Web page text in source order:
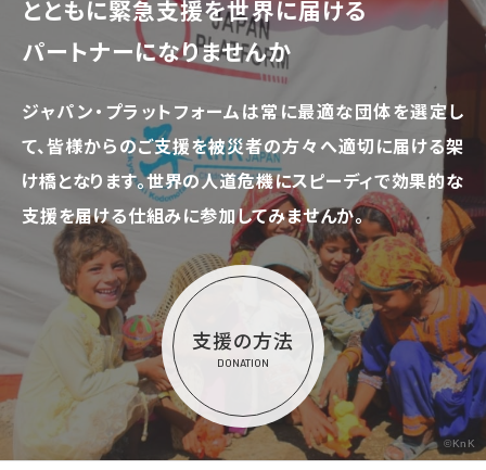
とともに緊急支援を世界に届ける
パートナーになりませんか
ジャパン・プラットフォームは常に最適な団体を選定し
て、皆様からのご支援を被災者の方々へ適切に届ける架
け橋となります。世界の人道危機にスピーディで効果的な
支援を届ける仕組みに参加してみませんか。
支援の方法
DONATION
©KnK